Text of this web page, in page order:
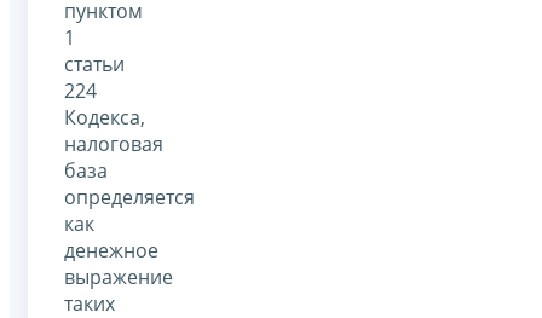
пунктом
1
статьи
224
Кодекса,
налоговая
база
определяется
как
денежное
выражение
таких